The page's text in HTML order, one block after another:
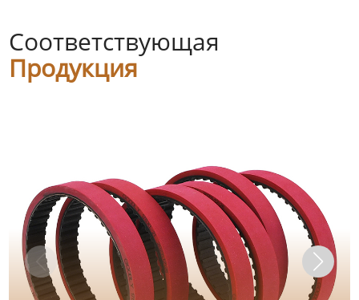
Соответствующая
Продукция